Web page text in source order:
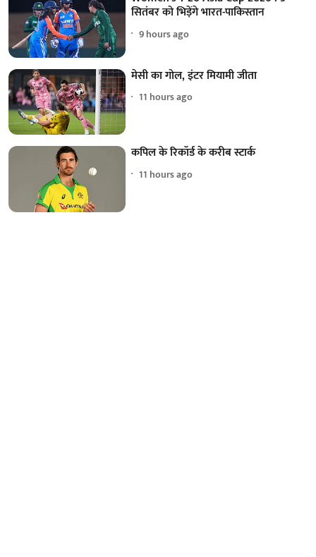
सितंबर को भिड़ेंगे भारत-पाकिस्तान
9 hours ago
मेसी का गोल, इंटर मियामी जीता
11 hours ago
कपिल के रिकॉर्ड के करीब स्टार्क
11 hours ago